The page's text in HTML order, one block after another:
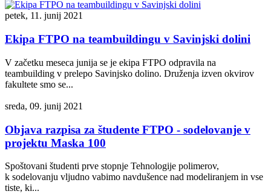
petek, 11. junij 2021
Ekipa FTPO na teambuildingu v Savinjski dolini
V začetku meseca junija se je ekipa FTPO odpravila na
teambuilding v prelepo Savinjsko dolino. Druženja izven okvirov
fakultete smo se...
sreda, 09. junij 2021
Objava razpisa za študente FTPO - sodelovanje v
projektu Maska 100
Spoštovani študenti prve stopnje Tehnologije polimerov,
k sodelovanju vljudno vabimo navdušence nad modeliranjem in vse
tiste, ki...